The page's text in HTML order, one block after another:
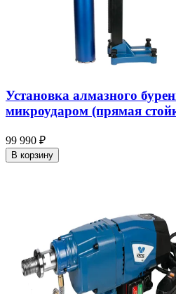
Установка алмазного
микроударом (прямая
99 990 ₽
В корзину